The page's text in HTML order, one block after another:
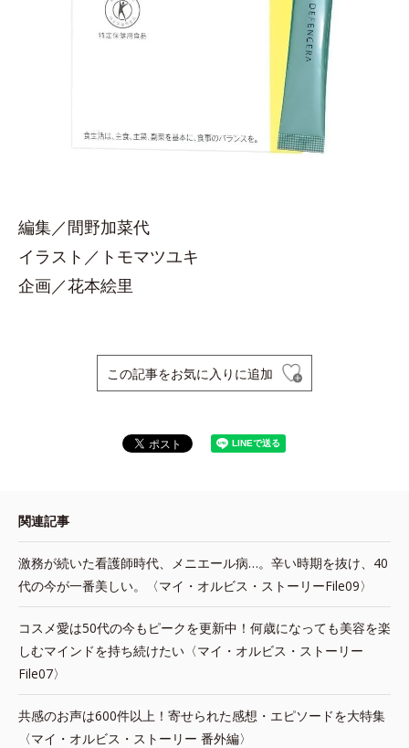
編集／間野加菜代
イラスト／トモマツユキ
企画／花本絵里
この記事をお気に入りに追加
関連記事
激務が続いた看護師時代、メニエール病…。辛い時期を抜け、40
代の今が一番美しい。〈マイ・オルビス・ストーリーFile09〉
コスメ愛は50代の今もピークを更新中！何歳になっても美容を楽
しむマインドを持ち続けたい〈マイ・オルビス・ストーリー
File07〉
共感のお声は600件以上！寄せられた感想・エピソードを大特集
〈マイ・オルビス・ストーリー 番外編〉